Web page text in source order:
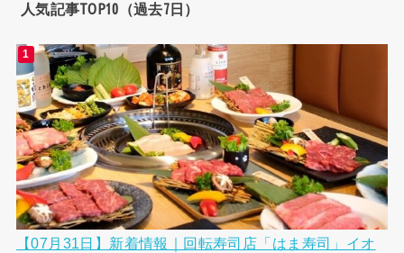
人気記事TOP10（過去7日）
【07月31日】新着情報｜回転寿司店「はま寿司」イオ